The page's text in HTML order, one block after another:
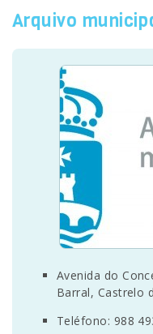
INSTALACIONES
SERVICIOS
SEDE ELECTRÓNICA
CUÉNTANOS
Arquivo
Avenida do
Barral, Castrelo
Teléfono: 988